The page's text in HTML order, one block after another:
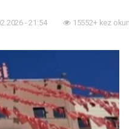
- 21:54 15552+ kez